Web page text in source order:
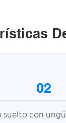
02
suelto con